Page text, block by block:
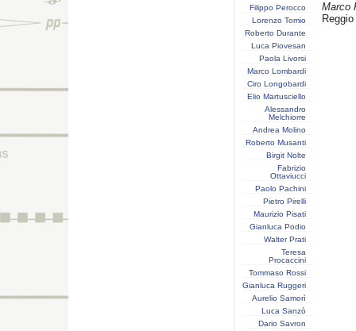
Filippo Perocco
Lorenzo Tomio
Roberto Durante
Luca Piovesan
Paola Livorsi
Marco Lombardi
Ciro Longobardi
Elio Martusciello
Alessandro
Melchiorre
Andrea Molino
Roberto Musanti
Birgit Nolte
Fabrizio
Ottaviucci
Paolo Pachini
Pietro Pirelli
Maurizio Pisati
Gianluca Podio
Walter Prati
Teresa
Procaccini
Tommaso Rossi
Gianluca Ruggeri
Aurelio Samorì
Luca Sanzò
Dario Savron
Marco